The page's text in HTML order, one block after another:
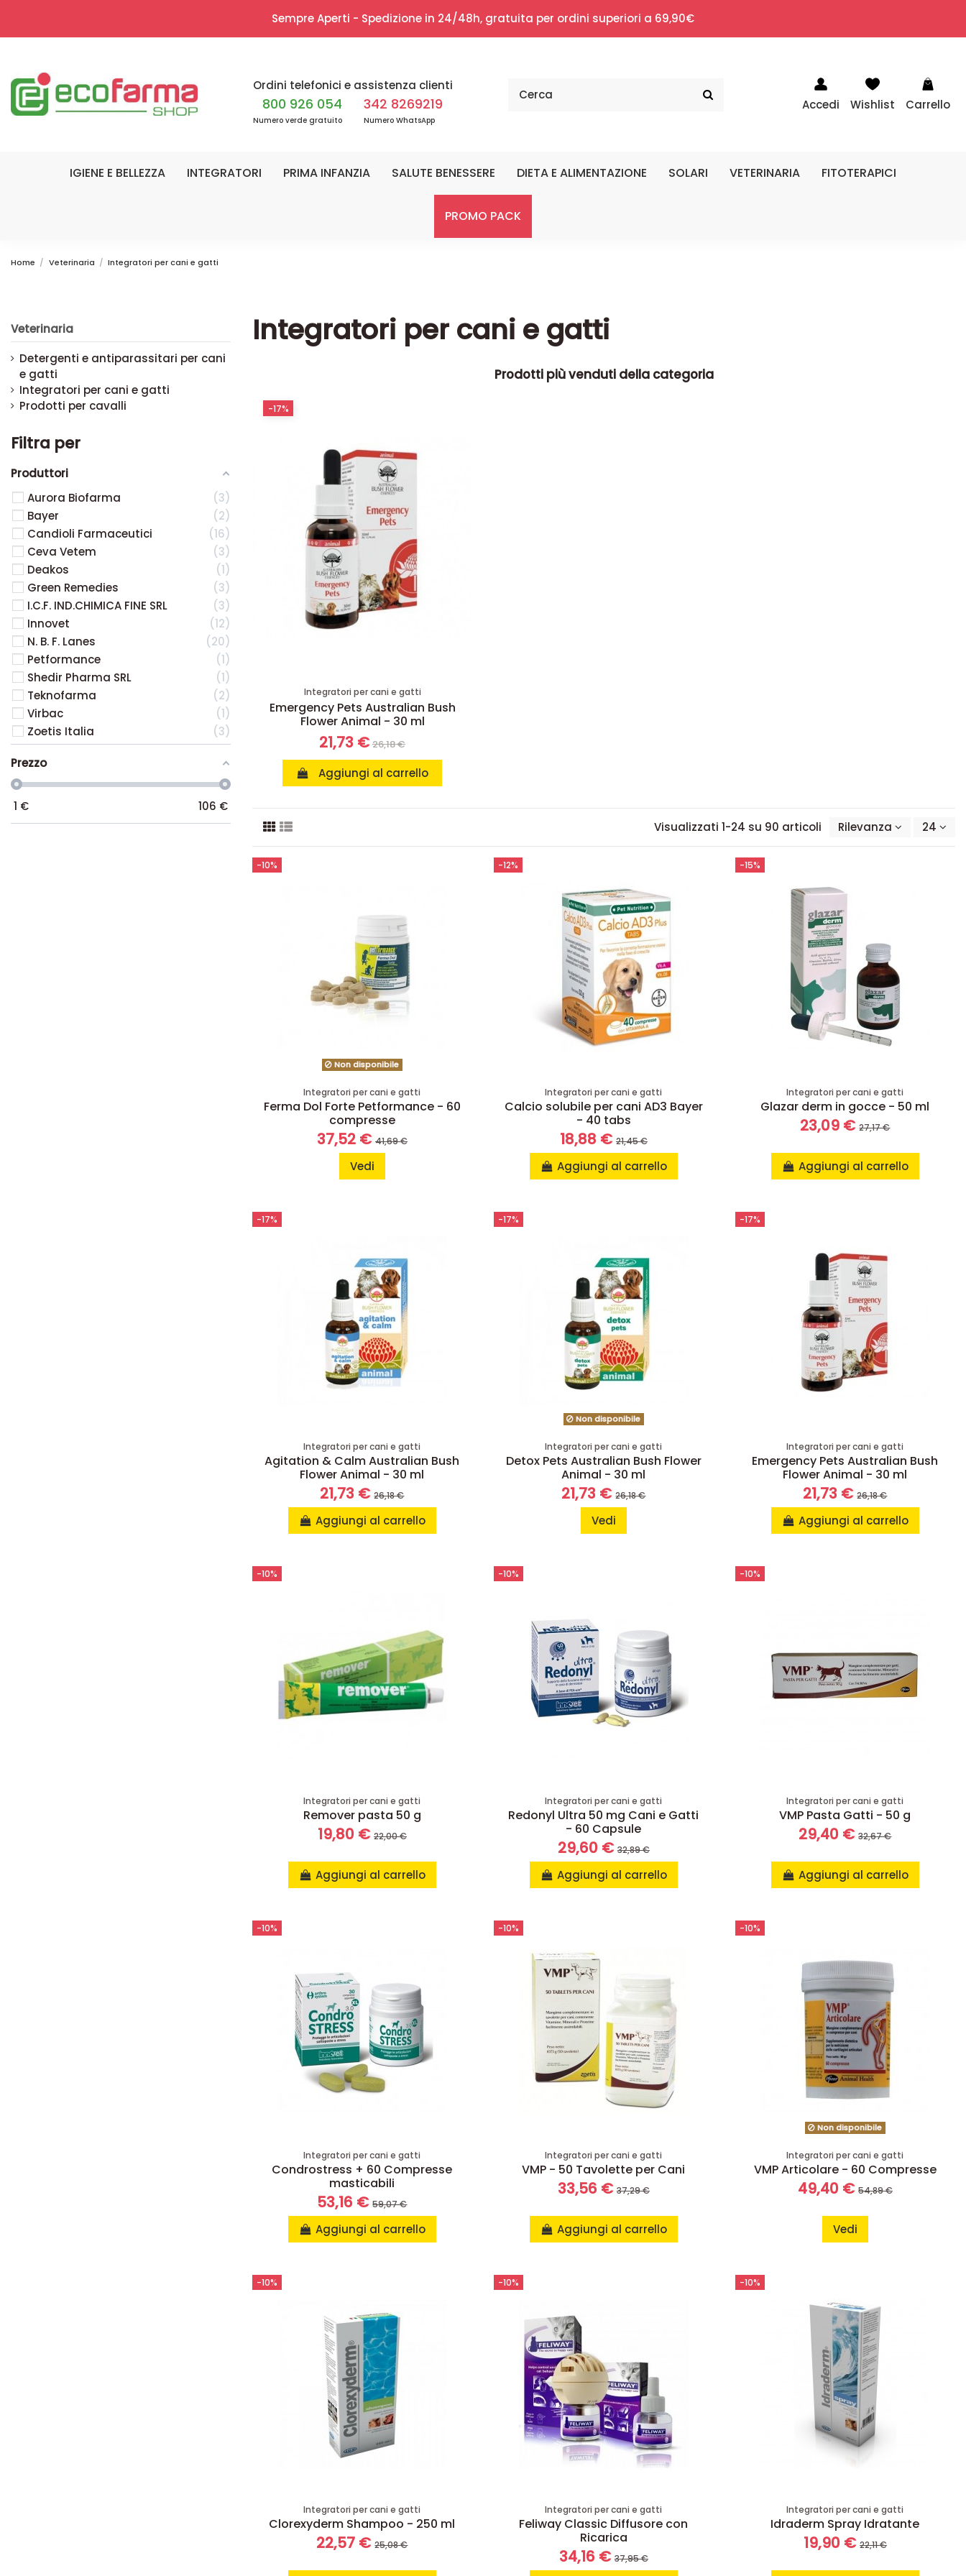
Sempre Aperti - Spedizione in 24/48h, gratuita per ordini superiori a 69,90€
Ordini telefonici e assistenza clienti
800 926 054
Numero verde gratuito
342 8269219
Numero WhatsApp
Accedi Wishlist Carrello
IGIENE E BELLEZZA INTEGRATORI PRIMA INFANZIA SALUTE BENESSERE DIETA E ALIMENTAZIONE SOLARI VETERINARIA FITOTERAPICI
PROMO PACK
Home Veterinaria Integratori per cani e gatti
Integratori per cani e gatti
Prodotti più venduti della categoria
Integratori per cani e gatti
Emergency Pets Australian Bush
Flower Animal - 30 ml
21,73 € 26,18 €
Aggiungi al carrello
-17%
Visualizzati 1-24 su 90 articoli Rilevanza 24
-10%
Non disponibile
Integratori per cani e gatti
Ferma Dol Forte Petformance - 60
compresse
37,52 € 41,69 €
Vedi
-12%
Integratori per cani e gatti
Calcio solubile per cani AD3 Bayer
- 40 tabs
18,88 € 21,45 €
Aggiungi al carrello
-15%
Integratori per cani e gatti
Glazar derm in gocce - 50 ml
23,09 €27,17 €
Aggiungi al carrello
-17%
Integratori per cani e gatti
Agitation & Calm Australian Bush
Flower Animal - 30 ml
21,73 €26,18 €
Aggiungi al carrello
-17%
Non disponibile
Integratori per cani e gatti
Detox Pets Australian Bush Flower
Animal - 30 ml
21,73 €26,18 €
Vedi
-17%
Integratori per cani e gatti
Emergency Pets Australian Bush
Flower Animal - 30 ml
21,73 €26,18 €
Aggiungi al carrello
-10%
Integratori per cani e gatti
Remover pasta 50 g
19,80 € 22,00 €
Aggiungi al carrello
-10%
Integratori per cani e gatti
Redonyl Ultra 50 mg Cani e Gatti
- 60 Capsule
29,60 € 32,89 €
Aggiungi al carrello
-10%
Integratori per cani e gatti
VMP Pasta Gatti - 50 g
29,40 €32,67 €
Aggiungi al carrello
-10%
Integratori per cani e gatti
Condrostress + 60 Compresse
masticabili
53,16 €59,07 €
Aggiungi al carrello
-10%
Integratori per cani e gatti
VMP - 50 Tavolette per Cani
33,56 € 37,29 €
Aggiungi al carrello
-10%
Non disponibile
Integratori per cani e gatti
VMP Articolare - 60 Compresse
49,40 € 54,89 €
Vedi
-10%
Integratori per cani e gatti
Clorexyderm Shampoo - 250 ml
22,57 €25,08 €
-10%
Integratori per cani e gatti
Feliway Classic Diffusore con
Ricarica
34,16 € 37,95 €
-10%
Integratori per cani e gatti
Idraderm Spray Idratante
19,90 € 22,11 €
Veterinaria
Detergenti e antiparassitari per cani
e gatti
Integratori per cani e gatti
Prodotti per cavalli
Filtra per
Produttori
Aurora Biofarma
3
Bayer
2
Candioli Farmaceutici
16
Ceva Vetem
3
Deakos
1
Green Remedies
3
I.C.F. IND.CHIMICA FINE SRL
3
Innovet
12
N. B. F. Lanes
20
Petformance
1
Shedir Pharma SRL
1
Teknofarma
2
Virbac
1
Zoetis Italia
3
Prezzo
1 € 106 €